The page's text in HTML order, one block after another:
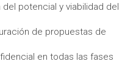
potencial y viabilidad del
de propuestas de
en todas las fases